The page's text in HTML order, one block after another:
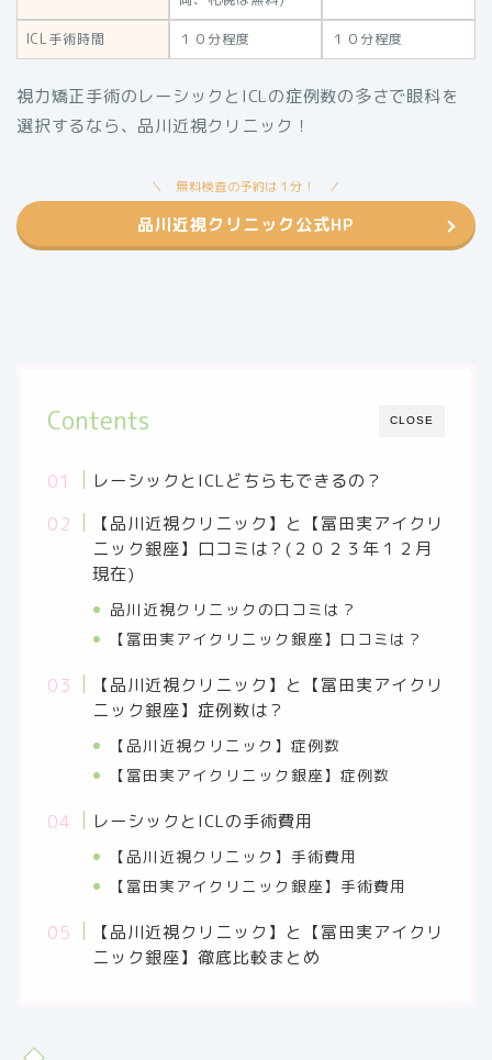
ICL手術時間 １０分程度 １０分程度
視力矯正手術のレーシックとICLの症例数の多さで眼科を
選択するなら、品川近視クリニック！
無料検査の予約は１分！
品川近視クリニック公式HP
CLOSE
Contents
レーシックとICLどちらもできるの？
【品川近視クリニック】と【冨田実アイクリ
ニック銀座】口コミは？(２０２３年１２月
現在)
品川近視クリニックの口コミは？
【冨田実アイクリニック銀座】口コミは？
【品川近視クリニック】と【冨田実アイクリ
ニック銀座】症例数は？
【品川近視クリニック】症例数
【冨田実アイクリニック銀座】症例数
レーシックとICLの手術費用
【品川近視クリニック】手術費用
【冨田実アイクリニック銀座】手術費用
【品川近視クリニック】と【冨田実アイクリ
ニック銀座】徹底比較まとめ